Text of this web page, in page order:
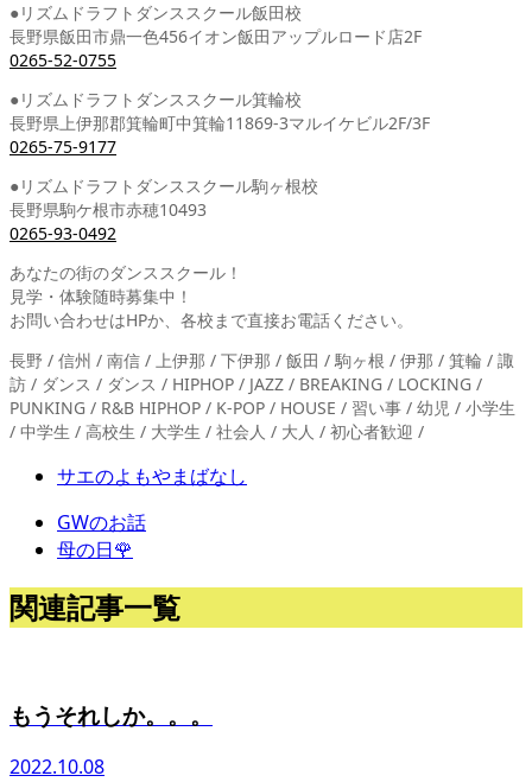
●リズムドラフトダンススクール飯田校
長野県飯田市鼎一色456イオン飯田アップルロード店2F
0265-52-0755
●リズムドラフトダンススクール箕輪校
長野県上伊那郡箕輪町中箕輪11869-3マルイケビル2F/3F
0265-75-9177
●リズムドラフトダンススクール駒ヶ根校
長野県駒ケ根市赤穂10493
0265-93-0492
あなたの街のダンススクール！
見学・体験随時募集中！
お問い合わせはHPか、各校まで直接お電話ください。
長野 / 信州 / 南信 / 上伊那 / 下伊那 / 飯田 / 駒ヶ根 / 伊那 / 箕輪 / 諏
訪 / ダンス / ダンス / HIPHOP / JAZZ / BREAKING / LOCKING /
PUNKING / R&B HIPHOP / K-POP / HOUSE / 習い事 / 幼児 / 小学生
/ 中学生 / 高校生 / 大学生 / 社会人 / 大人 / 初心者歓迎 /
サエのよもやまばなし
GWのお話
母の日🌹
関連記事一覧
もうそれしか。。。
2022.10.08